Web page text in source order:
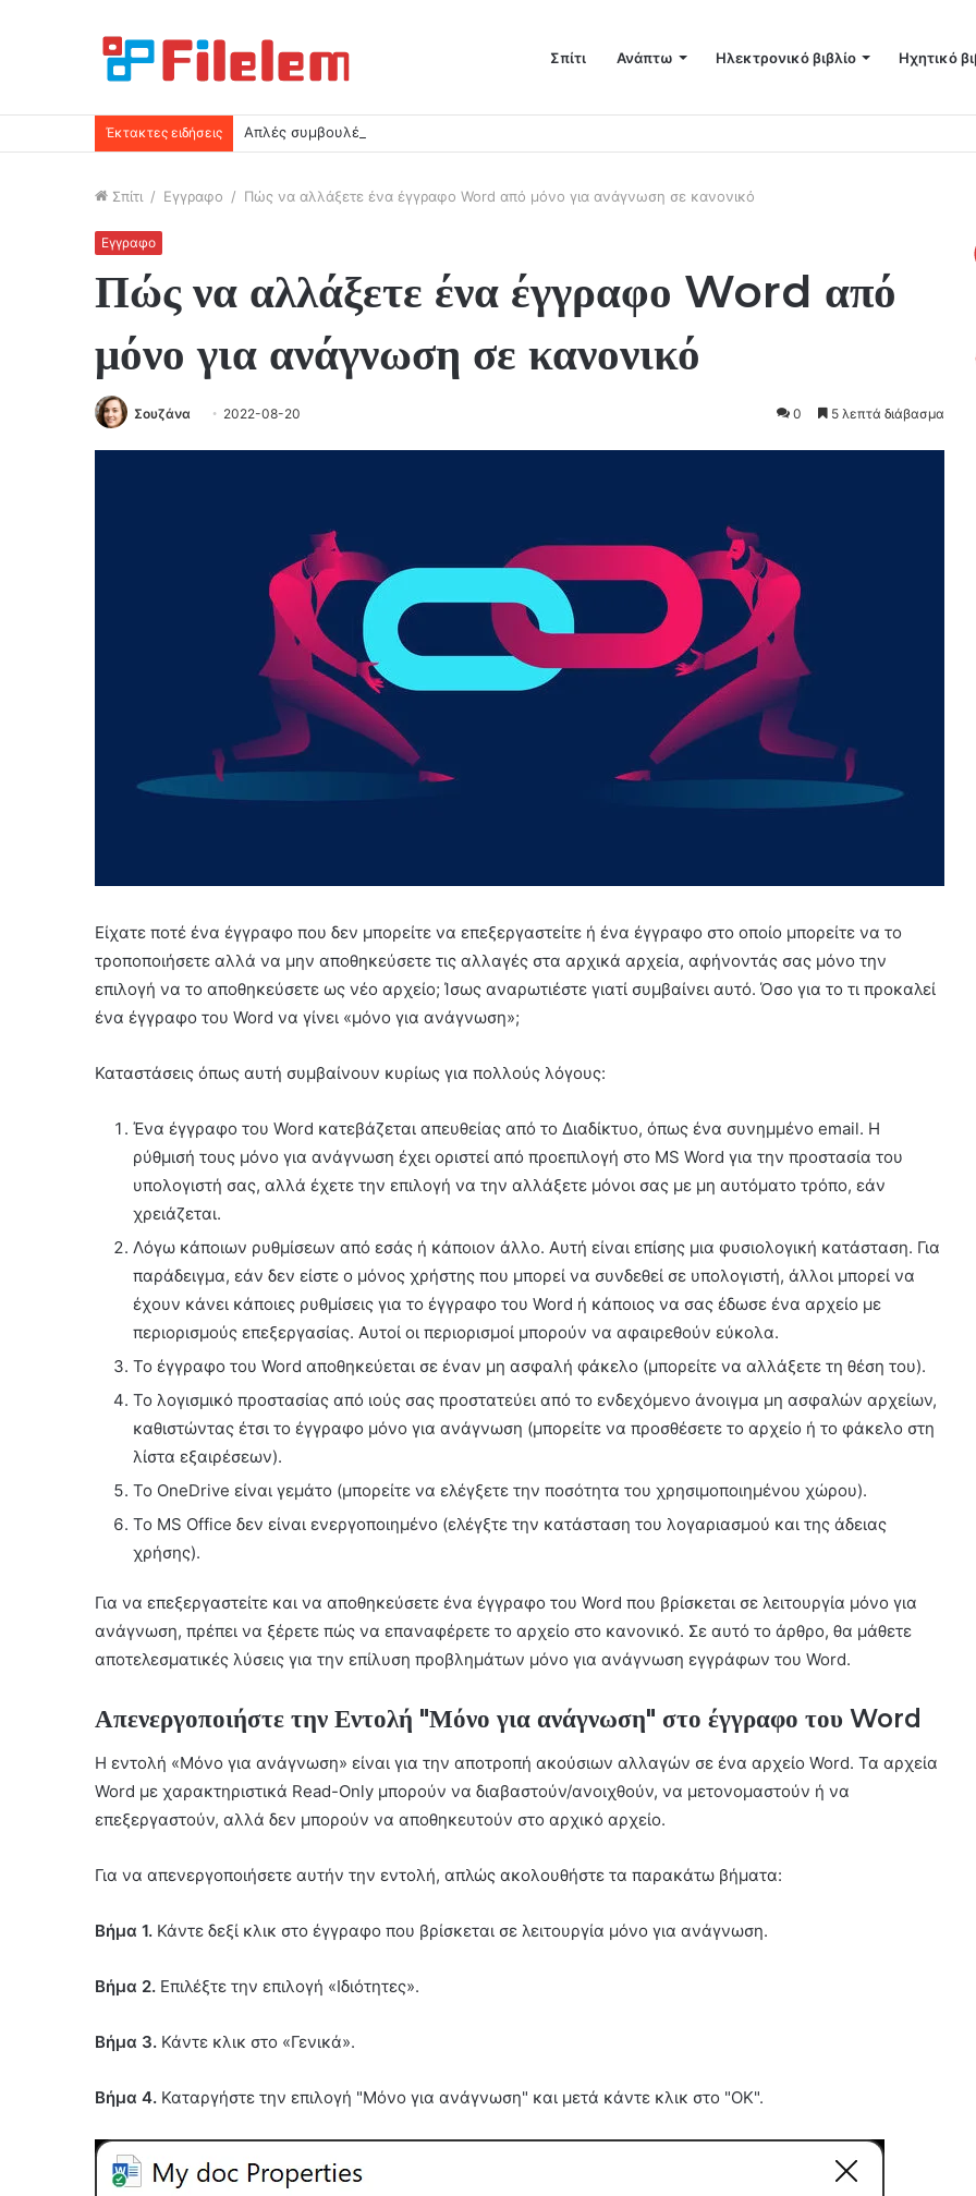
Σπίτι Ανάπτω Ηλεκτρονικό βιβλίο Ηχητικό
Έκτακτες ειδήσεις Απλές συμβουλές για να ελευθερώσετε περισσότερο χώρο στο Mac σας
Σπίτι / Εγγραφο / Πώς να αλλάξετε ένα έγγραφο Word από μόνο για ανάγνωση σε κανονικό
Εγγραφο
Πώς να αλλάξετε ένα έγγραφο Word από
μόνο για ανάγνωση σε κανονικό
Σουζάνα 2022-08-20 0 5 λεπτά διάβασμα
Είχατε ποτέ ένα έγγραφο που δεν μπορείτε να επεξεργαστείτε ή ένα έγγραφο στο οποίο μπορείτε να το
τροποποιήσετε αλλά να μην αποθηκεύσετε τις αλλαγές στα αρχικά αρχεία, αφήνοντάς σας μόνο την
επιλογή να το αποθηκεύσετε ως νέο αρχείο; Ίσως αναρωτιέστε γιατί συμβαίνει αυτό. Όσο για το τι προκαλεί
ένα έγγραφο του Word να γίνει «μόνο για ανάγνωση»;
Καταστάσεις όπως αυτή συμβαίνουν κυρίως για πολλούς λόγους:
Ένα έγγραφο του Word κατεβάζεται απευθείας από το Διαδίκτυο, όπως ένα συνημμένο email. Η
ρύθμισή τους μόνο για ανάγνωση έχει οριστεί από προεπιλογή στο MS Word για την προστασία του
υπολογιστή σας, αλλά έχετε την επιλογή να την αλλάξετε μόνοι σας με μη αυτόματο τρόπο, εάν
χρειάζεται.
Λόγω κάποιων ρυθμίσεων από εσάς ή κάποιον άλλο. Αυτή είναι επίσης μια φυσιολογική κατάσταση. Για
παράδειγμα, εάν δεν είστε ο μόνος χρήστης που μπορεί να συνδεθεί σε υπολογιστή, άλλοι μπορεί να
έχουν κάνει κάποιες ρυθμίσεις για το έγγραφο του Word ή κάποιος να σας έδωσε ένα αρχείο με
περιορισμούς επεξεργασίας. Αυτοί οι περιορισμοί μπορούν να αφαιρεθούν εύκολα.
Το έγγραφο του Word αποθηκεύεται σε έναν μη ασφαλή φάκελο (μπορείτε να αλλάξετε τη θέση του).
Το λογισμικό προστασίας από ιούς σας προστατεύει από το ενδεχόμενο άνοιγμα μη ασφαλών αρχείων,
καθιστώντας έτσι το έγγραφο μόνο για ανάγνωση (μπορείτε να προσθέσετε το αρχείο ή το φάκελο στη
λίστα εξαιρέσεων).
Το OneDrive είναι γεμάτο (μπορείτε να ελέγξετε την ποσότητα του χρησιμοποιημένου χώρου).
Το MS Office δεν είναι ενεργοποιημένο (ελέγξτε την κατάσταση του λογαριασμού και της άδειας
χρήσης).
Για να επεξεργαστείτε και να αποθηκεύσετε ένα έγγραφο του Word που βρίσκεται σε λειτουργία μόνο για
ανάγνωση, πρέπει να ξέρετε πώς να επαναφέρετε το αρχείο στο κανονικό. Σε αυτό το άρθρο, θα μάθετε
αποτελεσματικές λύσεις για την επίλυση προβλημάτων μόνο για ανάγνωση εγγράφων του Word.
Απενεργοποιήστε την Εντολή "Μόνο για ανάγνωση" στο έγγραφο του Word
Η εντολή «Μόνο για ανάγνωση» είναι για την αποτροπή ακούσιων αλλαγών σε ένα αρχείο Word. Τα αρχεία
Word με χαρακτηριστικά Read-Only μπορούν να διαβαστούν/ανοιχθούν, να μετονομαστούν ή να
επεξεργαστούν, αλλά δεν μπορούν να αποθηκευτούν στο αρχικό αρχείο.
Για να απενεργοποιήσετε αυτήν την εντολή, απλώς ακολουθήστε τα παρακάτω βήματα:
Βήμα 1. Κάντε δεξί κλικ στο έγγραφο που βρίσκεται σε λειτουργία μόνο για ανάγνωση.
Βήμα 2. Επιλέξτε την επιλογή «Ιδιότητες».
Βήμα 3. Κάντε κλικ στο «Γενικά».
Βήμα 4. Καταργήστε την επιλογή "Μόνο για ανάγνωση" και μετά κάντε κλικ στο "OK".